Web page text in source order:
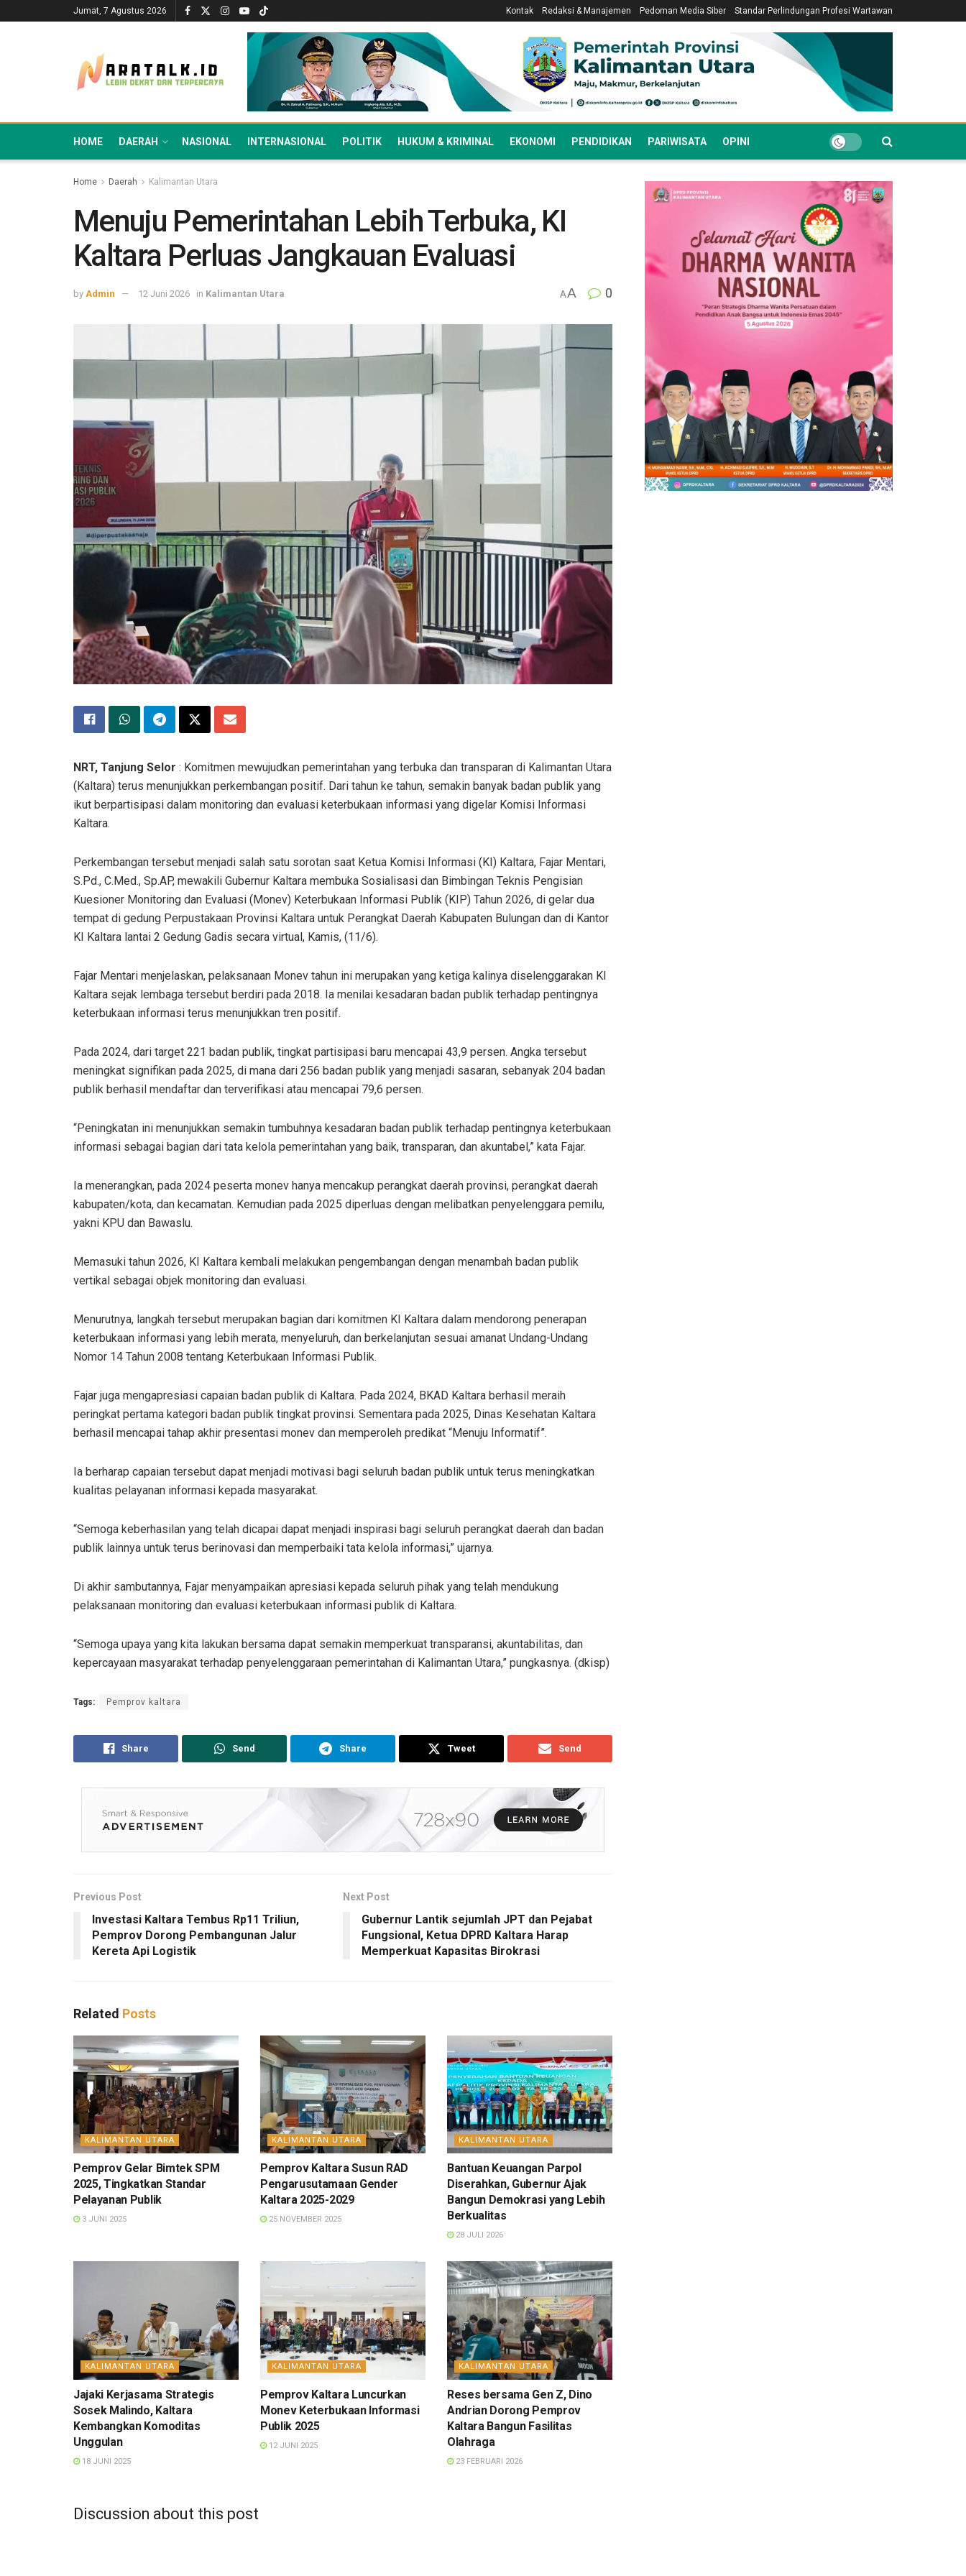
Jumat, 7 Agustus 2026 Kontak Redaksi & Manajemen Pedoman Media Siber Standar Perlindungan Profesi Wartawan
HOME DAERAH NASIONAL INTERNASIONAL POLITIK HUKUM & KRIMINAL EKONOMI PENDIDIKAN PARIWISATA OPINI
Home Daerah Kalimantan Utara
Menuju Pemerintahan Lebih Terbuka, KI
Kaltara Perluas Jangkauan Evaluasi
by Admin 12 Juni 2026 in Kalimantan Utara AA 0
NRT, Tanjung Selor : Komitmen mewujudkan pemerintahan yang terbuka dan transparan di Kalimantan Utara
(Kaltara) terus menunjukkan perkembangan positif. Dari tahun ke tahun, semakin banyak badan publik yang
ikut berpartisipasi dalam monitoring dan evaluasi keterbukaan informasi yang digelar Komisi Informasi
Kaltara.
Perkembangan tersebut menjadi salah satu sorotan saat Ketua Komisi Informasi (KI) Kaltara, Fajar Mentari,
S.Pd., C.Med., Sp.AP, mewakili Gubernur Kaltara membuka Sosialisasi dan Bimbingan Teknis Pengisian
Kuesioner Monitoring dan Evaluasi (Monev) Keterbukaan Informasi Publik (KIP) Tahun 2026, di gelar dua
tempat di gedung Perpustakaan Provinsi Kaltara untuk Perangkat Daerah Kabupaten Bulungan dan di Kantor
KI Kaltara lantai 2 Gedung Gadis secara virtual, Kamis, (11/6).
Fajar Mentari menjelaskan, pelaksanaan Monev tahun ini merupakan yang ketiga kalinya diselenggarakan KI
Kaltara sejak lembaga tersebut berdiri pada 2018. Ia menilai kesadaran badan publik terhadap pentingnya
keterbukaan informasi terus menunjukkan tren positif.
Pada 2024, dari target 221 badan publik, tingkat partisipasi baru mencapai 43,9 persen. Angka tersebut
meningkat signifikan pada 2025, di mana dari 256 badan publik yang menjadi sasaran, sebanyak 204 badan
publik berhasil mendaftar dan terverifikasi atau mencapai 79,6 persen.
“Peningkatan ini menunjukkan semakin tumbuhnya kesadaran badan publik terhadap pentingnya keterbukaan
informasi sebagai bagian dari tata kelola pemerintahan yang baik, transparan, dan akuntabel,” kata Fajar.
Ia menerangkan, pada 2024 peserta monev hanya mencakup perangkat daerah provinsi, perangkat daerah
kabupaten/kota, dan kecamatan. Kemudian pada 2025 diperluas dengan melibatkan penyelenggara pemilu,
yakni KPU dan Bawaslu.
Memasuki tahun 2026, KI Kaltara kembali melakukan pengembangan dengan menambah badan publik
vertikal sebagai objek monitoring dan evaluasi.
Menurutnya, langkah tersebut merupakan bagian dari komitmen KI Kaltara dalam mendorong penerapan
keterbukaan informasi yang lebih merata, menyeluruh, dan berkelanjutan sesuai amanat Undang-Undang
Nomor 14 Tahun 2008 tentang Keterbukaan Informasi Publik.
Fajar juga mengapresiasi capaian badan publik di Kaltara. Pada 2024, BKAD Kaltara berhasil meraih
peringkat pertama kategori badan publik tingkat provinsi. Sementara pada 2025, Dinas Kesehatan Kaltara
berhasil mencapai tahap akhir presentasi monev dan memperoleh predikat “Menuju Informatif”.
Ia berharap capaian tersebut dapat menjadi motivasi bagi seluruh badan publik untuk terus meningkatkan
kualitas pelayanan informasi kepada masyarakat.
“Semoga keberhasilan yang telah dicapai dapat menjadi inspirasi bagi seluruh perangkat daerah dan badan
publik lainnya untuk terus berinovasi dan memperbaiki tata kelola informasi,” ujarnya.
Di akhir sambutannya, Fajar menyampaikan apresiasi kepada seluruh pihak yang telah mendukung
pelaksanaan monitoring dan evaluasi keterbukaan informasi publik di Kaltara.
“Semoga upaya yang kita lakukan bersama dapat semakin memperkuat transparansi, akuntabilitas, dan
kepercayaan masyarakat terhadap penyelenggaraan pemerintahan di Kalimantan Utara,” pungkasnya. (dkisp)
Tags: Pemprov kaltara
Share Send Share Tweet Send
Previous Post
Investasi Kaltara Tembus Rp11 Triliun,
Pemprov Dorong Pembangunan Jalur
Kereta Api Logistik
Next Post
Gubernur Lantik sejumlah JPT dan Pejabat
Fungsional, Ketua DPRD Kaltara Harap
Memperkuat Kapasitas Birokrasi
Related Posts
KALIMANTAN UTARA
Pemprov Gelar Bimtek SPM
2025, Tingkatkan Standar
Pelayanan Publik
3 JUNI 2025
KALIMANTAN UTARA
Pemprov Kaltara Susun RAD
Pengarusutamaan Gender
Kaltara 2025-2029
25 NOVEMBER 2025
KALIMANTAN UTARA
Bantuan Keuangan Parpol
Diserahkan, Gubernur Ajak
Bangun Demokrasi yang Lebih
Berkualitas
28 JULI 2026
KALIMANTAN UTARA
Jajaki Kerjasama Strategis
Sosek Malindo, Kaltara
Kembangkan Komoditas
Unggulan
18 JUNI 2025
KALIMANTAN UTARA
Pemprov Kaltara Luncurkan
Monev Keterbukaan Informasi
Publik 2025
12 JUNI 2025
KALIMANTAN UTARA
Reses bersama Gen Z, Dino
Andrian Dorong Pemprov
Kaltara Bangun Fasilitas
Olahraga
23 FEBRUARI 2026
Discussion about this post